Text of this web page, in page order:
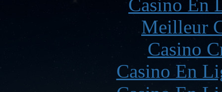
Casino En
Meilleur
Casino
Casino En